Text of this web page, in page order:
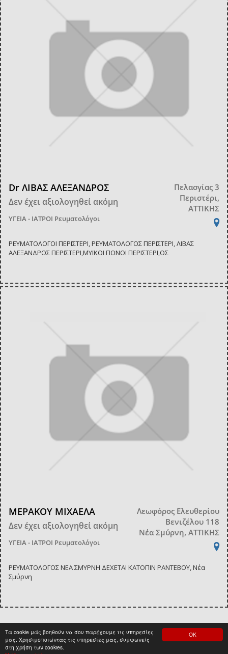
ΟΚ
Τα cookie μάς βοηθούν να σου παρέχουμε τις υπηρεσίες
μας. Χρησιμοποιώντας τις υπηρεσίες μας, συμφωνείς
στη χρήση των cookies.
Dr ΛΙΒΑΣ ΑΛΕΞΑΝΔΡΟΣ
Δεν έχει αξιολογηθεί ακόμη
ΥΓΕΙΑ - ΙΑΤΡΟΙ Ρευματολόγοι
Πελασγίας 3
Περιστέρι,
ΑΤΤΙΚΗΣ
ΡΕΥΜΑΤΟΛΟΓΟΙ ΠΕΡΙΣΤΕΡΙ, ΡΕΥΜΑΤΟΛΟΓΟΣ ΠΕΡΙΣΤΕΡΙ, ΛΙΒΑΣ
ΑΛΕΞΑΝΔΡΟΣ ΠΕΡΙΣΤΕΡΙ,ΜΥΪΚΟΙ ΠΟΝΟΙ ΠΕΡΙΣΤΕΡΙ,ΟΣ
ΜΕΡΑΚΟΥ ΜΙΧΑΕΛΑ
Δεν έχει αξιολογηθεί ακόμη
ΥΓΕΙΑ - ΙΑΤΡΟΙ Ρευματολόγοι
Λεωφόρος Ελευθερίου
Βενιζέλου 118
Νέα Σμύρνη, ΑΤΤΙΚΗΣ
ΡΕΥΜΑΤΟΛΟΓΟΣ ΝΕΑ ΣΜΥΡΝΗ ΔΕΧΕΤΑΙ ΚΑΤΟΠΙΝ ΡΑΝΤΕΒΟΥ, Νέα
Σμύρνη
< 1 >